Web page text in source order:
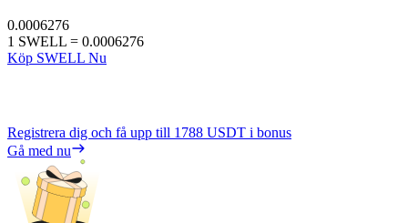
0.0006276
1 SWELL = 0.0006276
Köp SWELL Nu
Registrera dig och få upp till 1788 USDT i bonus
Gå med nu